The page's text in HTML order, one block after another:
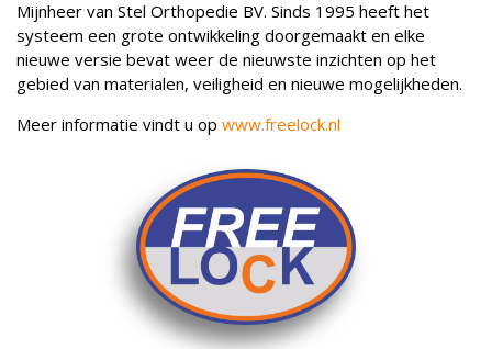
Mijnheer van Stel Orthopedie BV. Sinds 1995 heeft het
systeem een grote ontwikkeling doorgemaakt en elke
nieuwe versie bevat weer de nieuwste inzichten op het
gebied van materialen, veiligheid en nieuwe mogelijkheden.
Meer informatie vindt u op www.freelock.nl